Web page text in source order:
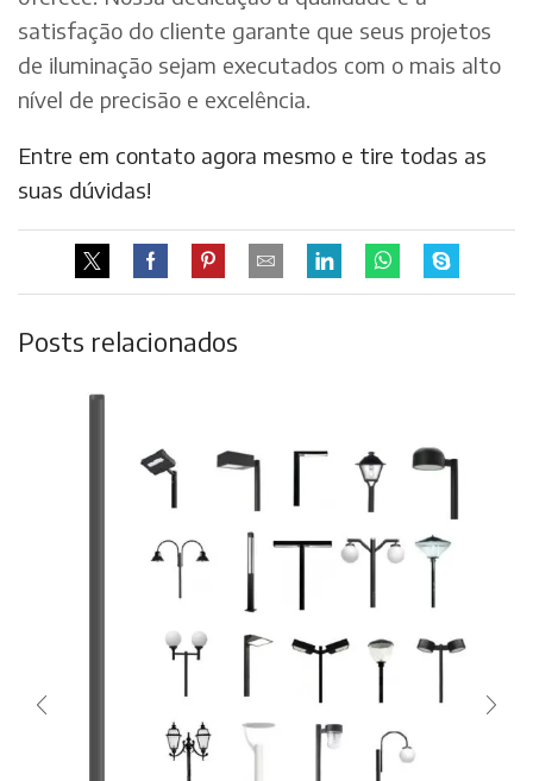
satisfação do cliente garante que seus projetos
de iluminação sejam executados com o mais alto
nível de precisão e excelência.
Entre em contato agora mesmo e tire todas as
suas dúvidas!
Posts relacionados